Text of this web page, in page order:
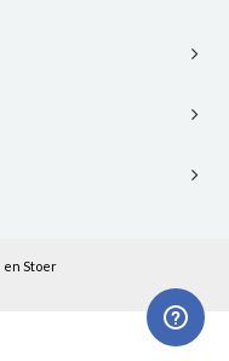
en Stoer